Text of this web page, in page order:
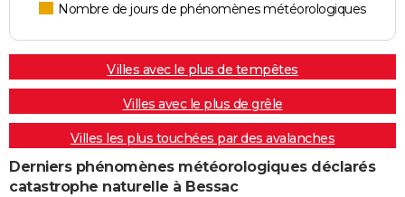
Nombre de jours de phénomènes météorologiques
Villes avec le plus de tempêtes
Villes avec le plus de grêle
Villes les plus touchées par des avalanches
Derniers phénomènes météorologiques déclarés
catastrophe naturelle à Bessac